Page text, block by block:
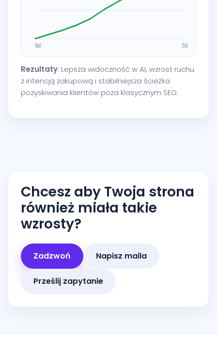
Rezultaty: Lepsza widoczność w AI, wzrost ruchu
z intencją zakupową i stabilniejsza ścieżka
pozyskiwania klientów poza klasycznym SEO.
Chcesz aby Twoja strona
również miała takie
wzrosty?
Zadzwoń Napisz maila
Prześlij zapytanie